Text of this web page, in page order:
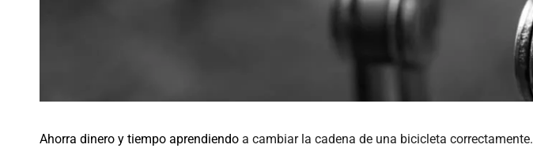
Ahorra dinero y tiempo aprendiendo a cambiar la cadena de una bicicleta correctamente.